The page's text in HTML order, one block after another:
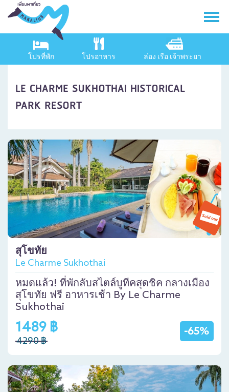
โปรที่พัก โปรอาหาร ล่อง เรือ เจ้าพระยา
LE CHARME SUKHOTHAI HISTORICAL
PARK RESORT
สุโขทัย
Le Charme Sukhothai
หมดแล้ว! ที่พักลับสไตล์บูทีคสุดชิค กลางเมือง
สุโขทัย ฟรี อาหารเช้า By Le Charme
Sukhothai
-65%
1489 ฿
4290 ฿